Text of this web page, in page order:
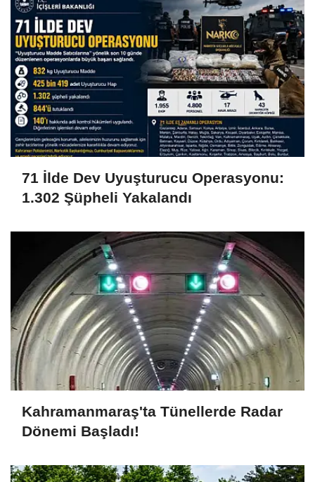
71 İlde Dev Uyuşturucu Operasyonu:
1.302 Şüpheli Yakalandı
Kahramanmaraş'ta Tünellerde Radar
Dönemi Başladı!